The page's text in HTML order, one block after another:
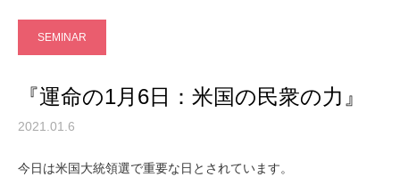
SEMINAR
『運命の1月6日：米国の民衆の力』
2021.01.6
今日は米国大統領選で重要な日とされています。